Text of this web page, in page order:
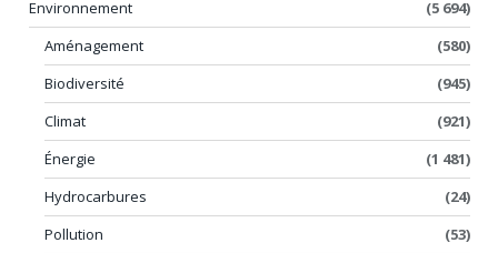
Environnement
(5 694)
Aménagement
(580)
Biodiversité
(945)
Climat
(921)
Énergie
(1 481)
Hydrocarbures
(24)
Pollution
(53)